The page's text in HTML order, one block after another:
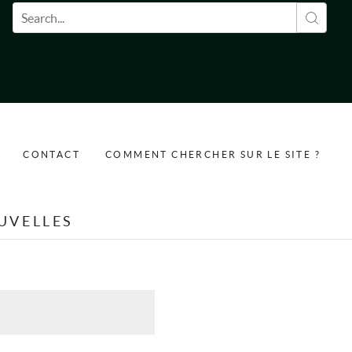
Formulaire de recherche
CONTACT COMMENT CHERCHER SUR LE SITE ?